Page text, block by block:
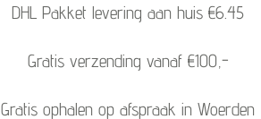
DHL Pakket levering aan huis €6.45
Gratis verzending vanaf €100,-
Gratis ophalen op afspraak in Woerden